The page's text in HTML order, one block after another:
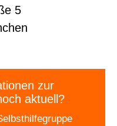
5
zur
aktuell?